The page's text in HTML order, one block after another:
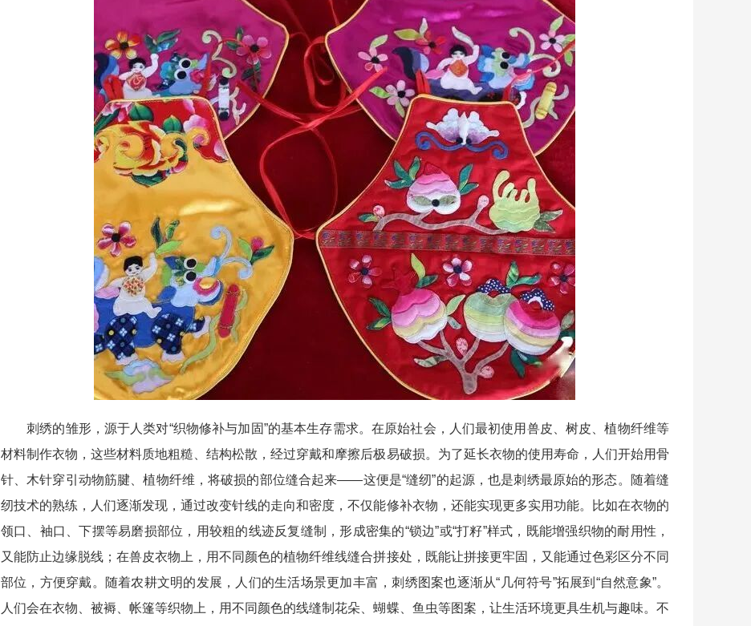
刺绣的雏形，源于人类对“织物修补与加固”的基本生存需求。在原始社会，人们最初使用兽皮、树皮、植物纤维等
材料制作衣物，这些材料质地粗糙、结构松散，经过穿戴和摩擦后极易破损。为了延长衣物的使用寿命，人们开始用骨
针、木针穿引动物筋腱、植物纤维，将破损的部位缝合起来——这便是“缝纫”的起源，也是刺绣最原始的形态。随着缝
纫技术的熟练，人们逐渐发现，通过改变针线的走向和密度，不仅能修补衣物，还能实现更多实用功能。比如在衣物的
领口、袖口、下摆等易磨损部位，用较粗的线迹反复缝制，形成密集的“锁边”或“打籽”样式，既能增强织物的耐用性，
又能防止边缘脱线；在兽皮衣物上，用不同颜色的植物纤维线缝合拼接处，既能让拼接更牢固，又能通过色彩区分不同
部位，方便穿戴。随着农耕文明的发展，人们的生活场景更加丰富，刺绣图案也逐渐从“几何符号”拓展到“自然意象”。
人们会在衣物、被褥、帐篷等织物上，用不同颜色的线缝制花朵、蝴蝶、鱼虫等图案，让生活环境更具生机与趣味。不